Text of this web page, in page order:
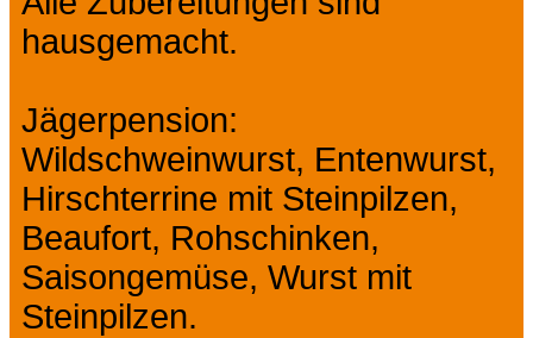
hausgemacht.
Jägerpension:
Wildschweinwurst, Entenwurst,
Hirschterrine mit Steinpilzen,
Beaufort, Rohschinken,
Saisongemüse, Wurst mit
Steinpilzen.